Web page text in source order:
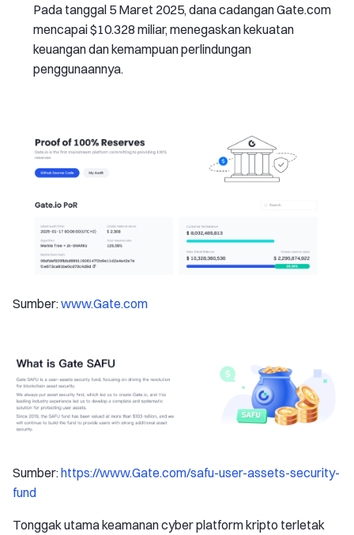
Pada tanggal 5 Maret 2025, dana cadangan Gate.com
mencapai $10.328 miliar, menegaskan kekuatan
keuangan dan kemampuan perlindungan
penggunaannya.
Sumber:www.Gate.com
Sumber:https://www.Gate.com/safu-user-assets-security-
fund
Tonggak utama keamanan cyber platform kripto terletak